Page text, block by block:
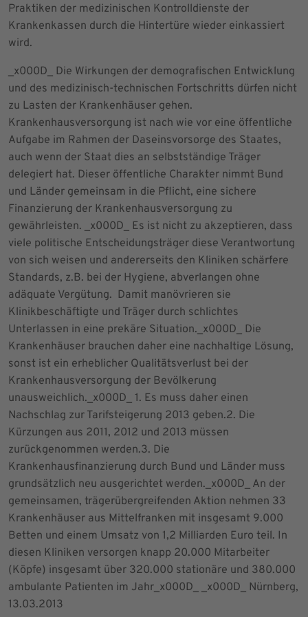
Praktiken der medizinischen Kontrolldienste der
Krankenkassen durch die Hintertüre wieder einkassiert
wird.
_x000D_ Die Wirkungen der demografischen Entwicklung
und des medizinisch-technischen Fortschritts dürfen nicht
zu Lasten der Krankenhäuser gehen.
Krankenhausversorgung ist nach wie vor eine öffentliche
Aufgabe im Rahmen der Daseinsvorsorge des Staates,
auch wenn der Staat dies an selbstständige Träger
delegiert hat. Dieser öffentliche Charakter nimmt Bund
und Länder gemeinsam in die Pflicht, eine sichere
Finanzierung der Krankenhausversorgung zu
gewährleisten. _x000D_ Es ist nicht zu akzeptieren, dass
viele politische Entscheidungsträger diese Verantwortung
von sich weisen und andererseits den Kliniken schärfere
Standards, z.B. bei der Hygiene, abverlangen ohne
adäquate Vergütung. Damit manövrieren sie
Klinikbeschäftigte und Träger durch schlichtes
Unterlassen in eine prekäre Situation._x000D_ Die
Krankenhäuser brauchen daher eine nachhaltige Lösung,
sonst ist ein erheblicher Qualitätsverlust bei der
Krankenhausversorgung der Bevölkerung
unausweichlich._x000D_ 1. Es muss daher einen
Nachschlag zur Tarifsteigerung 2013 geben.2. Die
Kürzungen aus 2011, 2012 und 2013 müssen
zurückgenommen werden.3. Die
Krankenhausfinanzierung durch Bund und Länder muss
grundsätzlich neu ausgerichtet werden._x000D_ An der
gemeinsamen, trägerübergreifenden Aktion nehmen 33
Krankenhäuser aus Mittelfranken mit insgesamt 9.000
Betten und einem Umsatz von 1,2 Milliarden Euro teil. In
diesen Kliniken versorgen knapp 20.000 Mitarbeiter
(Köpfe) insgesamt über 320.000 stationäre und 380.000
ambulante Patienten im Jahr_x000D_ _x000D_ Nürnberg,
13.03.2013